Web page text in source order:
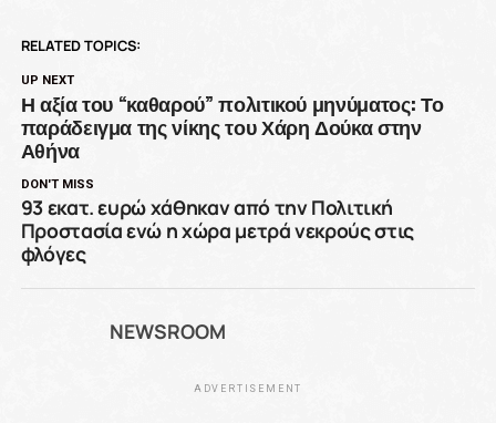
RELATED TOPICS:
UP NEXT
Η αξία του “καθαρού” πολιτικού μηνύματος: Το
παράδειγμα της νίκης του Χάρη Δούκα στην
Αθήνα
DON'T MISS
93 εκατ. ευρώ χάθηκαν από την Πολιτική
Προστασία ενώ η χώρα μετρά νεκρούς στις
φλόγες
NEWSROOM
ADVERTISEMENT